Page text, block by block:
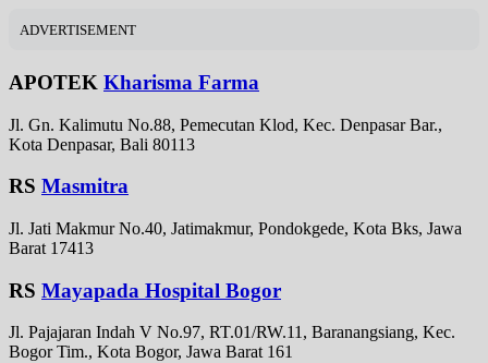
ADVERTISEMENT
APOTEK Kharisma Farma
Jl. Gn. Kalimutu No.88, Pemecutan Klod, Kec. Denpasar Bar.,
Kota Denpasar, Bali 80113
RS Masmitra
Jl. Jati Makmur No.40, Jatimakmur, Pondokgede, Kota Bks, Jawa
Barat 17413
RS Mayapada Hospital Bogor
Jl. Pajajaran Indah V No.97, RT.01/RW.11, Baranangsiang, Kec.
Bogor Tim., Kota Bogor, Jawa Barat 161